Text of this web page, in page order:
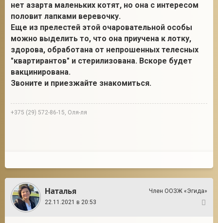
нет азарта маленьких котят, но она с интересом
половит лапками веревочку.
Еще из прелестей этой очаровательной особы
можно выделить то, что она приучена к лотку,
здорова, обработана от непрошенных телесных
"квартирантов" и стерилизована. Вскоре будет
вакцинирована.
Звоните и приезжайте знакомиться.
+375 (29) 572-86-15, Оля-ля
Наталья
Член ООЗЖ «Эгида»
22.11.2021 в 20:53